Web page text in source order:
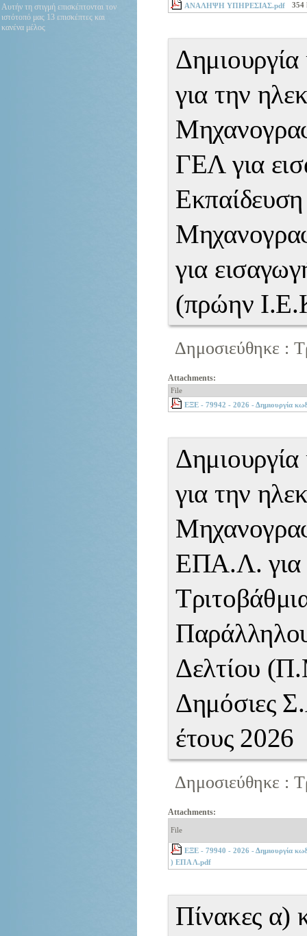
Αυτήν τη στιγμή επισκέπτονται τον
ιστότοπό μας 13 επισκέπτες και
κανένα μέλος
ΑΝΑΛΗΨΗ ΥΠΗΡΕΣΙΑΣ.pdf
354
για την
ΓΕΛ για
για
(πρώην
Δημοσιεύθηκε :
Attachments:
File
ΕΞΕ - 79942 - 2026 - Δημιουργία
για την
ΕΠΑ.Λ. για
Δελτίου
Δημόσιες
έτους 2026
Δημοσιεύθηκε :
Attachments:
File
ΕΞΕ - 79940 - 2026 - Δημιουργία
) ΕΠΑ Λ.pdf
Πίνακες α)